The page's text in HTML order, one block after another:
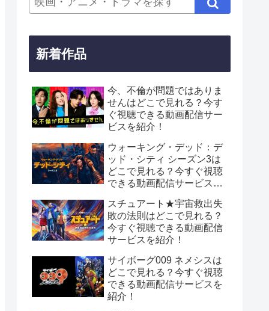
新着作品
今、不倫が問題ではありま
せんはどこで見れる？今す
ぐ視聴できる動画配信サー
ビスを紹介！
ウォーキング・デッド：デ
ッド・シティ シーズン3は
どこで見れる？今すぐ視聴
できる動画配信サービスを
スチュアート★宇宙救出失
敗の法則はどこで見れる？
今すぐ視聴できる動画配信
サービスを紹介！
サイボーグ009 ネメシスは
どこで見れる？今すぐ視聴
できる動画配信サービスを
紹介！